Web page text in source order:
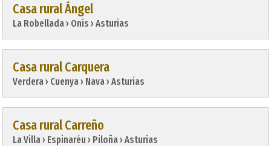
Casa rural Ángel
La Robellada › Onís › Asturias
Casa rural Carquera
Verdera › Cuenya › Nava › Asturias
Casa rural Carreño
La Villa › Espinaréu › Piloña › Asturias